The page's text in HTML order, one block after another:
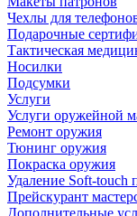
Чехлы для
Подарочные
Тактическая
Носилки
Подсумки
Услуги
Услуги оружейной
Ремонт оружия
Тюнинг оружия
Покраска оружия
Удаление Soft-touch
Прейскурант
Дополнительные